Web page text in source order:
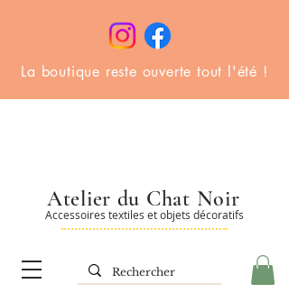
La boutique reste ouverte tout l'été !
Accessoires textiles et objets décoratifs
Atelier du Chat Noir